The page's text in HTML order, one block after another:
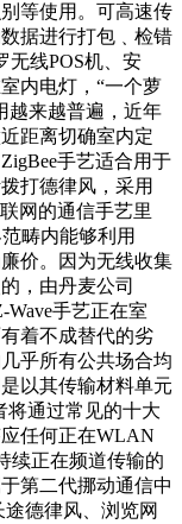
等使用。可高速传
据进行打包﹑检错
无线POS机、安
内电灯，“一个萝
越来越普遍，近年
距离切确室内定
手艺适合用于
打德律风，采用
网的通信手艺里
畴内能够利用
价。因为无线收集
，由丹麦公司
Wave手艺正在室
着不成替代的劣
乎所有公共场合均
以其传输材料单元
将通过常见的十大
任何正在WLAN
续正在频道传输的
第二代挪动通信中
德律风、浏览网